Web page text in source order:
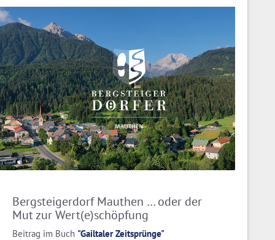
Bergsteigerdorf Mauthen … oder der
Mut zur Wert(e)schöpfung
Beitrag im Buch "Gailtaler Zeitsprünge"